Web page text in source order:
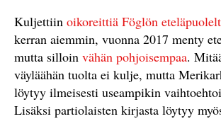
Kuljettiin oikoreittiä Föglön
kerran aiemmin, vuonna 2017 menty
mutta silloin vähän pohjoisempaa.
väyläähän tuolta ei kulje, mutta
löytyy ilmeisesti useampikin
Lisäksi partiolaisten kirjasta löytyy